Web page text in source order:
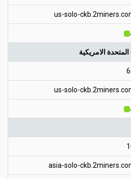
us-solo-
المتحدة الامريكية
us-solo-
asia-solo-